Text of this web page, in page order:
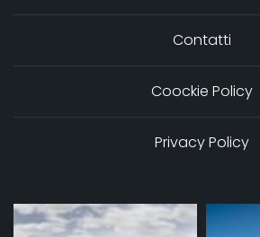
Contatti
Coockie Policy
Privacy Policy